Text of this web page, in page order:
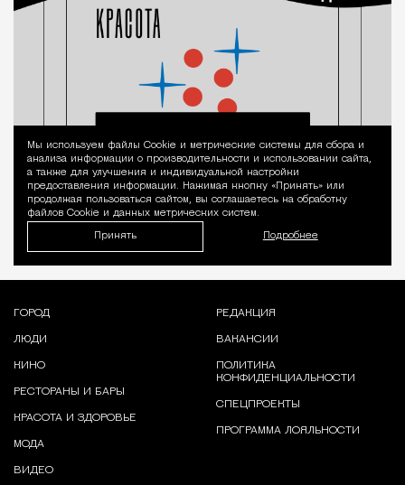
Уведомление
Мы используем файлы Сookie и метрические системы для сбора и
анализа информации о производительности и использовании сайта,
а также для улучшения и индивидуальной настройки
предоставления информации. Нажимая кнопку «Принять» или
продолжая пользоваться сайтом, вы соглашаетесь на обработку
файлов Cookie и данных метрических систем.
Принять Подробнее
ГОРОД
ЛЮДИ
КИНО
РЕСТОРАНЫ И БАРЫ
КРАСОТА И ЗДОРОВЬЕ
МОДА
ВИДЕО
РЕДАКЦИЯ
ВАКАНСИИ
ПОЛИТИКА
КОНФИДЕНЦИАЛЬНОСТИ
СПЕЦПРОЕКТЫ
ПРОГРАММА ЛОЯЛЬНОСТИ